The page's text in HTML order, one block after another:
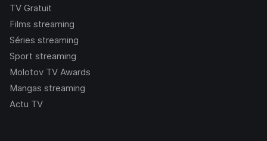
TV Gratuit
Films streaming
Séries streaming
Sport streaming
Molotov TV Awards
Mangas streaming
Actu TV